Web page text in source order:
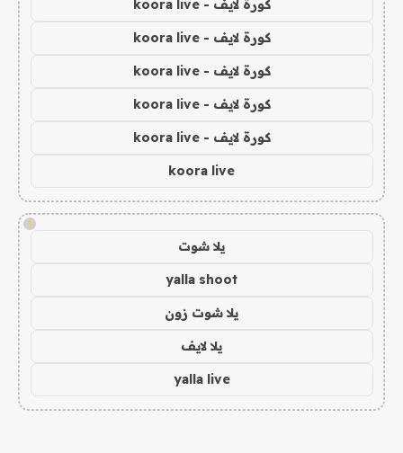
كورة لايف - koora live
كورة لايف - koora live
كورة لايف - koora live
كورة لايف - koora live
كورة لايف - koora live
koora live
!
يلا شوت
yalla shoot
يلا شوت زون
يلا لايف
yalla live